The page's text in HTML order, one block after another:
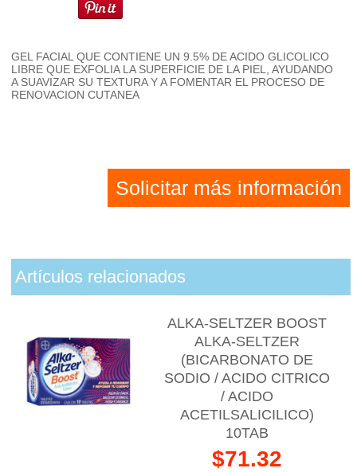
GEL FACIAL QUE CONTIENE UN 9.5% DE ACIDO GLICOLICO
LIBRE QUE EXFOLIA LA SUPERFICIE DE LA PIEL, AYUDANDO
A SUAVIZAR SU TEXTURA Y A FOMENTAR EL PROCESO DE
RENOVACION CUTANEA
Solicitar más información
Artículos relacionados
ALKA-SELTZER BOOST
ALKA-SELTZER
(BICARBONATO DE
SODIO / ACIDO CITRICO
/ ACIDO
ACETILSALICILICO)
10TAB
$71.32